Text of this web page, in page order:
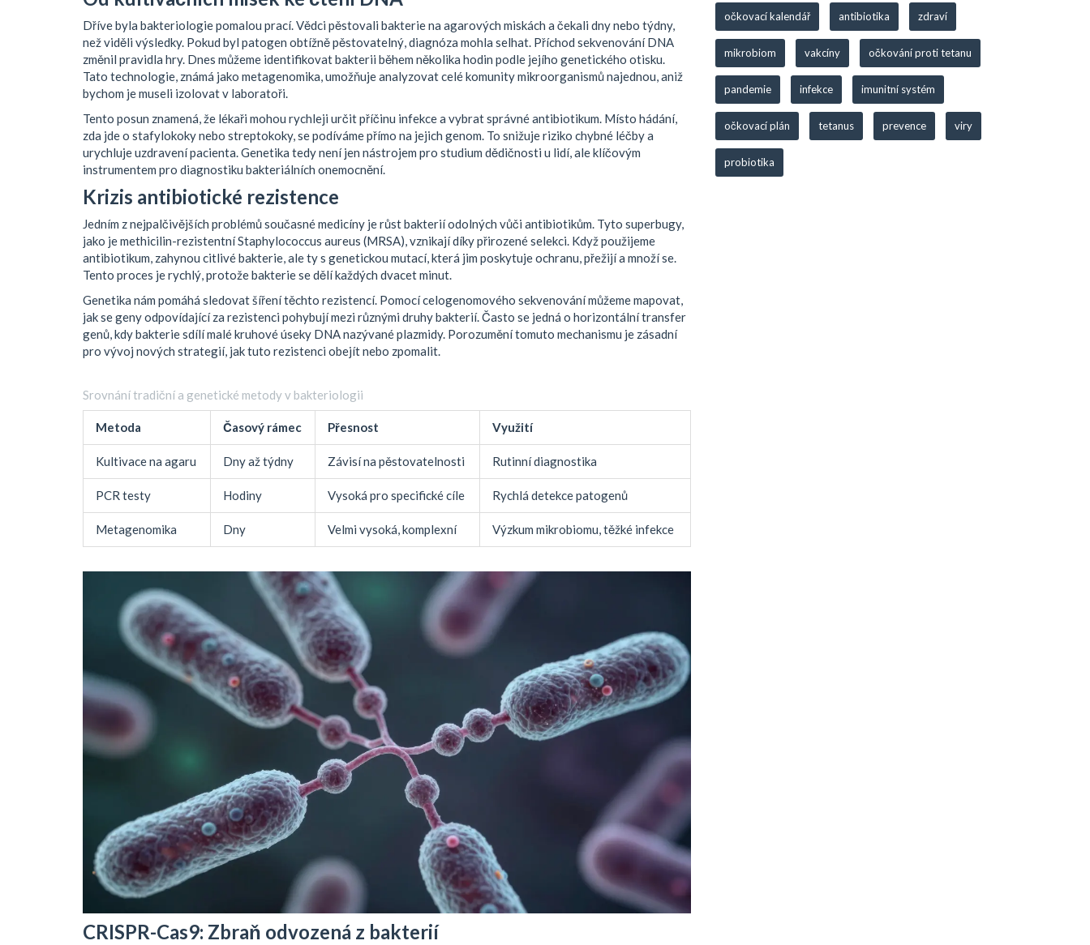
Dříve byla bakteriologie pomalou prací. Vědci pěstovali bakterie na agarových miskách a čekali dny nebo týdny,
než viděli výsledky. Pokud byl patogen obtížně pěstovatelný, diagnóza mohla selhat. Příchod sekvenování DNA
změnil pravidla hry. Dnes můžeme identifikovat bakterii během několika hodin podle jejího genetického otisku.
Tato technologie, známá jako metagenomika, umožňuje analyzovat celé komunity mikroorganismů najednou, aniž
bychom je museli izolovat v laboratoři.
Tento posun znamená, že lékaři mohou rychleji určit příčinu infekce a vybrat správné antibiotikum. Místo hádání,
zda jde o stafylokoky nebo streptokoky, se podíváme přímo na jejich genom. To snižuje riziko chybné léčby a
urychluje uzdravení pacienta. Genetika tedy není jen nástrojem pro studium dědičnosti u lidí, ale klíčovým
instrumentem pro diagnostiku bakteriálních onemocnění.
Krizis antibiotické rezistence
Jedním z nejpalčivějších problémů současné medicíny je růst bakterií odolných vůči antibiotikům. Tyto superbugy,
jako je methicilin-rezistentní Staphylococcus aureus (MRSA), vznikají díky přirozené selekci. Když použijeme
antibiotikum, zahynou citlivé bakterie, ale ty s genetickou mutací, která jim poskytuje ochranu, přežijí a množí se.
Tento proces je rychlý, protože bakterie se dělí každých dvacet minut.
Genetika nám pomáhá sledovat šíření těchto rezistencí. Pomocí celogenomového sekvenování můžeme mapovat,
jak se geny odpovídající za rezistenci pohybují mezi různými druhy bakterií. Často se jedná o horizontální transfer
genů, kdy bakterie sdílí malé kruhové úseky DNA nazývané plazmidy. Porozumění tomuto mechanismu je zásadní
pro vývoj nových strategií, jak tuto rezistenci obejít nebo zpomalit.
Srovnání tradiční a genetické metody v bakteriologii
Metoda Časový rámec Přesnost Využití
Kultivace na agaru Dny až týdny Závisí na pěstovatelnosti Rutinní diagnostika
PCR testy Hodiny Vysoká pro specifické cíle Rychlá detekce patogenů
Metagenomika Dny Velmi vysoká, komplexní Výzkum mikrobiomu, těžké infekce
CRISPR-Cas9: Zbraň odvozená z bakterií
očkovací kalendář antibiotika zdraví
mikrobiom vakcíny očkování proti tetanu
pandemie infekce imunitní systém
očkovací plán tetanus prevence viry
probiotika